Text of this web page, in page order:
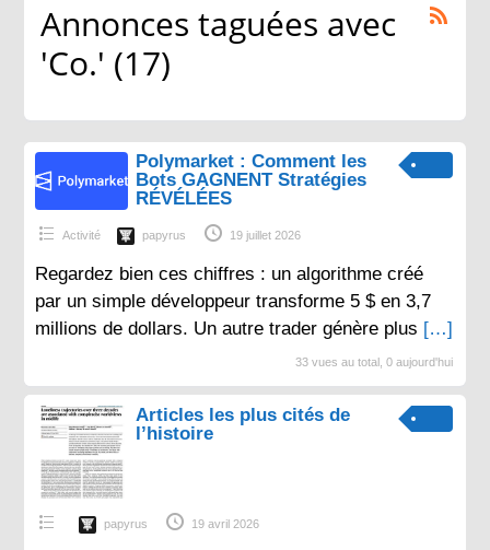
Annonces taguées avec
'Co.' (17)
Polymarket : Comment les
Bots GAGNENT Stratégies
RÉVÉLÉES
Activité papyrus 19 juillet 2026
Regardez bien ces chiffres : un algorithme créé
par un simple développeur transforme 5 $ en 3,7
millions de dollars. Un autre trader génère plus […]
33 vues au total, 0 aujourd'hui
Articles les plus cités de
l’histoire
papyrus 19 avril 2026